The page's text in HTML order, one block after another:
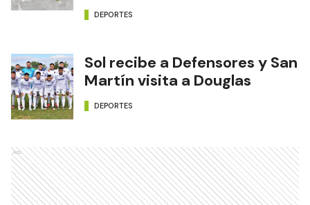
DEPORTES
Sol recibe a Defensores y San
Martín visita a Douglas
DEPORTES
Ads